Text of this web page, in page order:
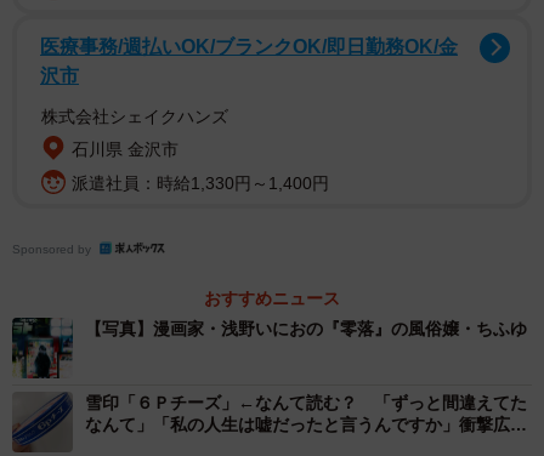
できている感覚もあります」と打ち明ける。
2/6
医療事務/週払いOK/ブランクOK/即日勤務OK/金
沢市
株式会社シェイクハンズ
石川県 金沢市
派遣社員：時給1,330円～1,400円
Sponsored by
おすすめニュース
【写真】漫画家・浅野いにおの『零落』の風俗嬢・ちふゆ
雪印「６Ｐチーズ」←なんて読む？ 「ずっと間違えてた
なんて」「私の人生は嘘だったと言うんですか」衝撃広が